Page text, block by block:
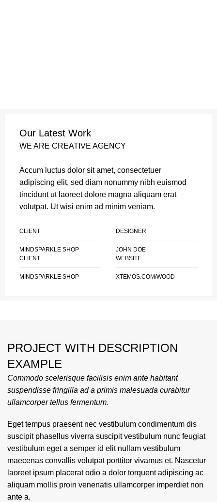
Our Latest Work
WE ARE CREATIVE AGENCY
Accum luctus dolor sit amet, consectetuer
adipiscing elit, sed diam nonummy nibh euismod
tincidunt ut laoreet dolore magna aliquam erat
volutpat. Ut wisi enim ad minim veniam.
CLIENT
MINDSPARKLE SHOP
DESIGNER
JOHN DOE
CLIENT
MINDSPARKLE SHOP
WEBSITE
XTEMOS.COM/WOOD
PROJECT WITH DESCRIPTION
EXAMPLE
Commodo scelerisque facilisis enim ante habitant
suspendisse fringilla ad a primis malesuada curabitur
ullamcorper tellus fermentum.
Eget tempus praesent nec vestibulum condimentum dis
suscipit phasellus viverra suscipit vestibulum nunc feugiat
vestibulum eget a semper id elit nullam vestibulum
maecenas convallis volutpat porttitor vivamus et. Nascetur
laoreet ipsum placerat odio a dolor torquent adipiscing ac
aliquam mollis proin venenatis ullamcorper imperdiet non
ante a.